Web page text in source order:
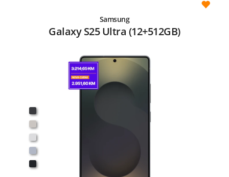
Samsung
Galaxy S25 Ultra (12+512GB)